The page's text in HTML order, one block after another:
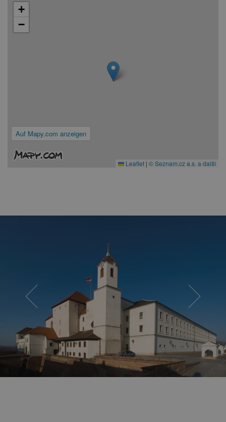
Auf Mapy.com anzeigen
+
−
Leaflet | © Seznam.cz a.s. a další